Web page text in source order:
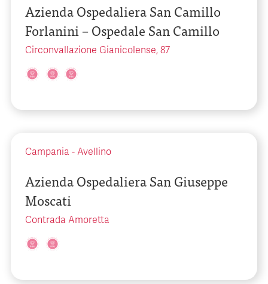
Azienda Ospedaliera San Camillo
Forlanini – Ospedale San Camillo
Circonvallazione Gianicolense, 87
Campania - Avellino
Azienda Ospedaliera San Giuseppe
Moscati
Contrada Amoretta